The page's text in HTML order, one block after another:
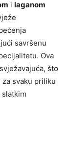
i laganom
savršenu
Ova
što
svaku priliku